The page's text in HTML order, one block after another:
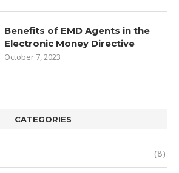
Benefits of EMD Agents in the
Electronic Money Directive
October 7, 2023
CATEGORIES
(8)